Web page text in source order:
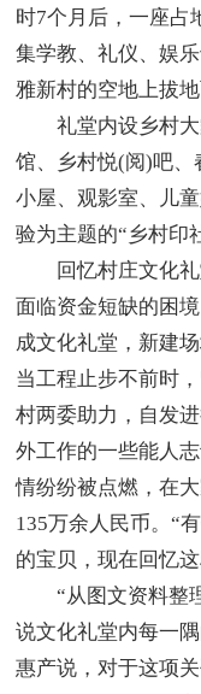
时7个月后，一座占
集学教、礼仪、娱
雅新村的空地上拔地
礼堂内设乡村大
馆、乡村悦(阅)吧
小屋、观影室、儿
验为主题的“乡村印
回忆村庄文化礼
面临资金短缺的困
成文化礼堂，新建
当工程止步不前时
村两委助力，自发
外工作的一些能人
情纷纷被点燃，在
135万余人民币。“
的宝贝，现在回忆
“从图文资料整理
说文化礼堂内每一
惠产说，对于这项